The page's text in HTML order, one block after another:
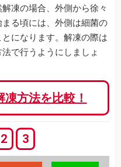
凍の場合、外側から徐々
る頃には、外側は細菌の
になります。解凍の際は
で行うようにしましょ
方法を比較！
2 3